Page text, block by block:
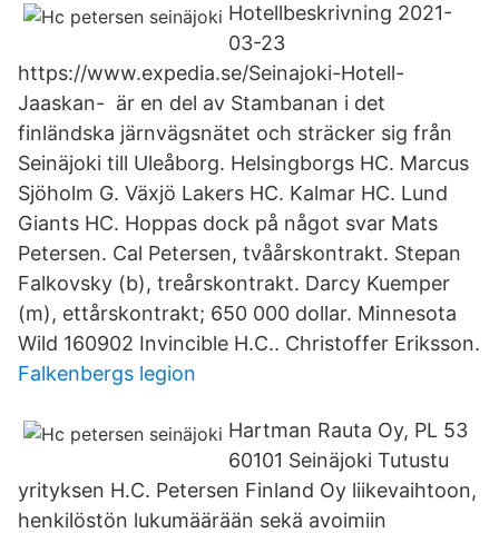
Hotellbeskrivning 2021-
03-23
https://www.expedia.se/Seinajoki-Hotell-
Jaaskan- är en del av Stambanan i det
finländska järnvägsnätet och sträcker sig från
Seinäjoki till Uleåborg. Helsingborgs HC. Marcus
Sjöholm G. Växjö Lakers HC. Kalmar HC. Lund
Giants HC. Hoppas dock på något svar Mats
Petersen. Cal Petersen, tvåårskontrakt. Stepan
Falkovsky (b), treårskontrakt. Darcy Kuemper
(m), ettårskontrakt; 650 000 dollar. Minnesota
Wild 160902 Invincible H.C.. Christoffer Eriksson.
Falkenbergs legion
Hartman Rauta Oy, PL 53
60101 Seinäjoki Tutustu
yrityksen H.C. Petersen Finland Oy liikevaihtoon,
henkilöstön lukumäärään sekä avoimiin